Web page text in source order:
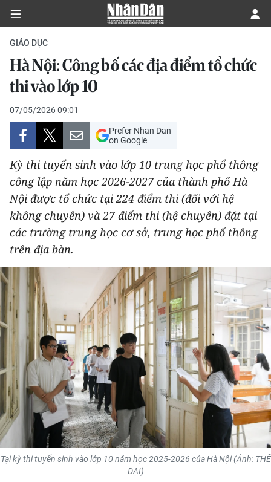
CHÍNH TRỊ
KINH TẾ
VĂN HÓA
XÃ HỘI
PHÁP LUẬT
DU LỊCH
THẾ GIỚI
THỂ THAO
GIÁO DỤC
Y TẾ
KHOA HỌC - CÔNG NGHỆ
MÔI TRƯỜNG
BẠN ĐỌC
KIỂM CHỨNG THÔNG TIN
GIÁO DỤC
Hà Nội: Công bố các địa điểm tổ chức
thi vào lớp 10
07/05/2026 09:01
Prefer Nhan Dan
on Google
Kỳ thi tuyển sinh vào lớp 10 trung học phổ thông
công lập năm học 2026-2027 của thành phố Hà
Nội được tổ chức tại 224 điểm thi (đối với hệ
không chuyên) và 27 điểm thi (hệ chuyên) đặt tại
các trường trung học cơ sở, trung học phổ thông
trên địa bàn.
Tại kỳ thi tuyển sinh vào lớp 10 năm học 2025-2026 của Hà Nội (Ảnh: THẾ
ĐẠI)